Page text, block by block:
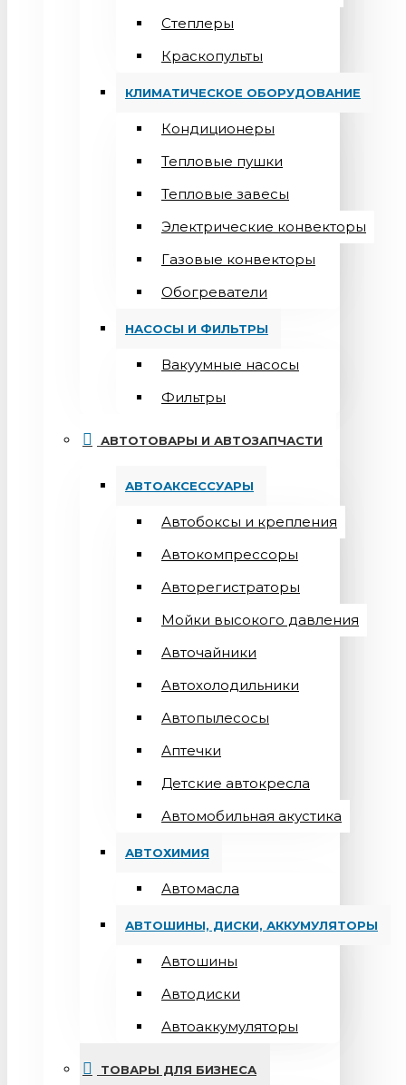
Степлеры
Краскопульты
КЛИМАТИЧЕСКОЕ ОБОРУДОВАНИЕ
Кондиционеры
Teпловые пушки
Тепловые завесы
Электрические конвекторы
Газовые конвекторы
Обогреватели
НАСОСЫ И ФИЛЬТРЫ
Вакуумные насосы
Фильтры
АВТОТОВАРЫ И АВТОЗАПЧАСТИ
АВТОАКСЕССУАРЫ
Автобоксы и крепления
Автокомпрессоры
Авторегистраторы
Мойки высокого давления
Авточайники
Автохолодильники
Автопылесосы
Аптечки
Детские автокресла
Автомобильная акустика
АВТОХИМИЯ
Автомасла
АВТОШИНЫ, ДИСКИ, АККУМУЛЯТОРЫ
Автошины
Автодиски
Автоаккумуляторы
ТОВАРЫ ДЛЯ БИЗНЕСА